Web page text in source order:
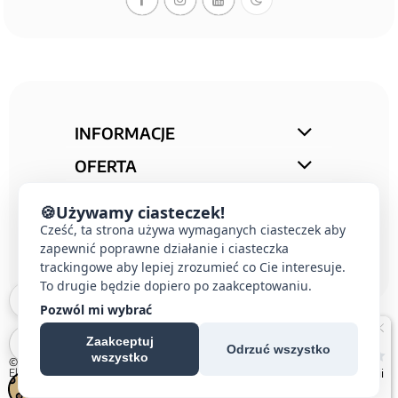
INFORMACJE
OFERTA
KONTAKT
© 2026 E-DOMUS |Kontakt Simon
Electric|
| All rights reserved
🍪Używamy ciasteczek!
Cześć, ta strona używa wymaganych ciasteczek aby
zapewnić poprawne działanie i ciasteczka
trackingowe aby lepiej zrozumieć co Cie interesuje.
To drugie będzie dopiero po zaakceptowaniu.
Pozwól mi wybrać
Zaakceptuj
wszystko
Odrzuć wszystko